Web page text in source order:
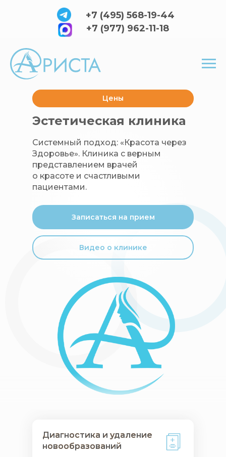
+7 (977) 962-11-18
+7 (495) 568-19-44
Системный подход: «Красота через
Здоровье». Клиника с верным
представлением врачей
о красоте и счастливыми
пациентами.
Эстетическая клиника
Записаться на прием
Видео о клинике
Цены
Диагностика и удаление
новообразований
Диагностика и удаление
новообразований